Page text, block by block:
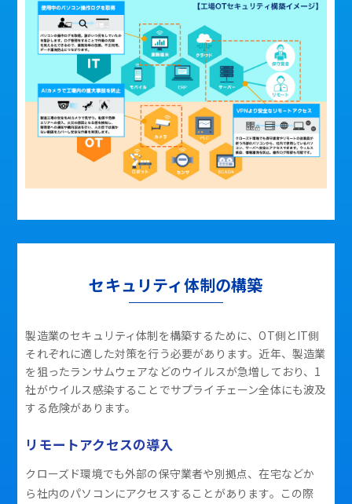
セキュリティ体制の構築
製造業のセキュリティ体制を構築するために、OT側とIT側
それぞれに適した対策を行う必要があります。近年、製造業
を狙ったランサムウェアなどのウイルスが急増しており、1
社がウイルス感染することでサプライチェーン全体にも波及
する危険があります。
リモートアクセスの導入
クローズド環境でも外部の保守業者や別拠点、在宅などか
ら社内のパソコンにアクセスすることがあります。この際